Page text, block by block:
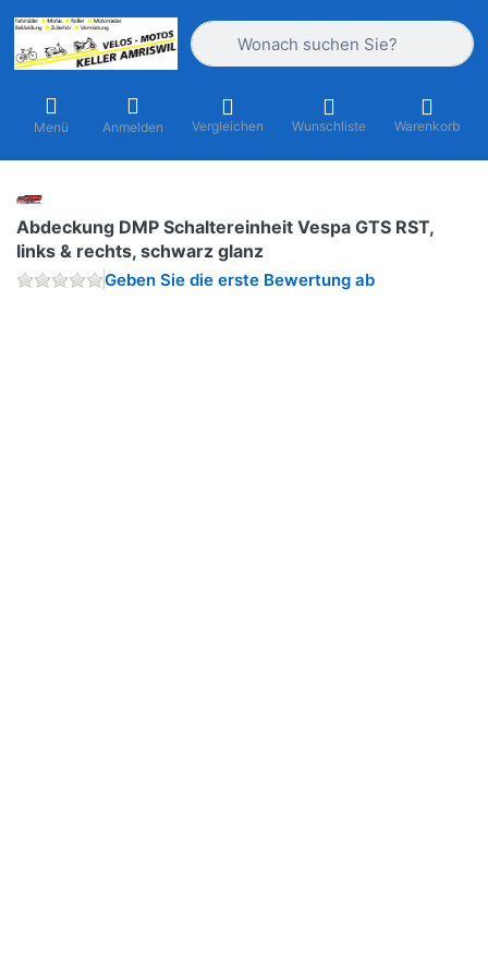
Geben Sie einen Suchbegriff ein.
Menü Anmelden Vergleichen Wunschliste Warenkorb
Abdeckung DMP Schaltereinheit Vespa GTS RST,
links & rechts, schwarz glanz
Geben Sie die erste Bewertung ab